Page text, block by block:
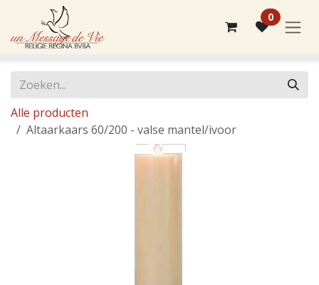
Overslaan naar inhoud
0
Alle producten
Altaarkaars 60/200 - valse mantel/ivoor